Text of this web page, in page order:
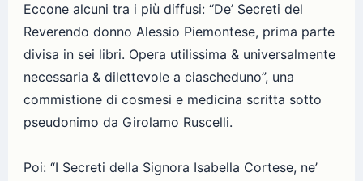
Eccone alcuni tra i più diffusi: “De’ Secreti del
Reverendo donno Alessio Piemontese, prima parte
divisa in sei libri. Opera utilissima & universalmente
necessaria & dilettevole a ciascheduno”, una
commistione di cosmesi e medicina scritta sotto
pseudonimo da Girolamo Ruscelli.
Poi: “I Secreti della Signora Isabella Cortese, ne’